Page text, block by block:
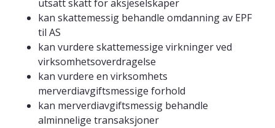
utsatt skatt for aksjeselskaper
kan skattemessig behandle omdanning av EPF
til AS
kan vurdere skattemessige virkninger ved
virksomhetsoverdragelse
kan vurdere en virksomhets
merverdiavgiftsmessige forhold
kan merverdiavgiftsmessig behandle
alminnelige transaksjoner